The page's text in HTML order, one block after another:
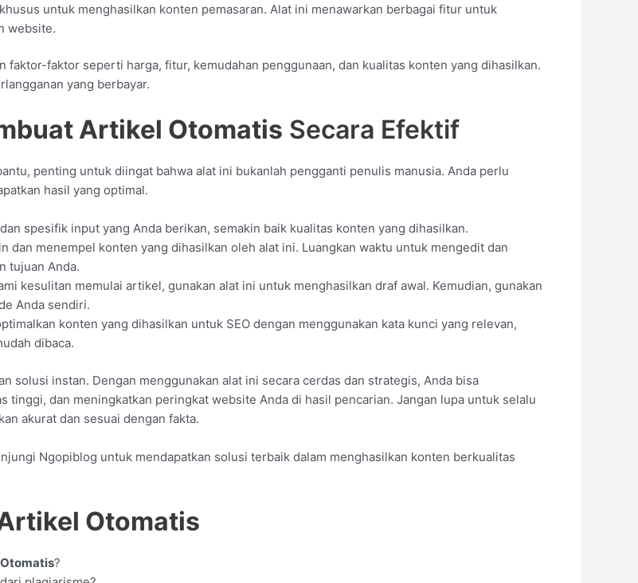
untuk menghasilkan konten pemasaran. Alat ini menawarkan berbagai fitur untuk
website.
faktor-faktor seperti harga, fitur, kemudahan penggunaan, dan kualitas konten yang dihasilkan.
yang berbayar.
Artikel Otomatis Secara Efektif
penting untuk diingat bahwa alat ini bukanlah pengganti penulis manusia. Anda perlu
hasil yang optimal.
spesifik input yang Anda berikan, semakin baik kualitas konten yang dihasilkan.
dan menempel konten yang dihasilkan oleh alat ini. Luangkan waktu untuk mengedit dan
tujuan Anda.
kesulitan memulai artikel, gunakan alat ini untuk menghasilkan draf awal. Kemudian, gunakan
Anda sendiri.
konten yang dihasilkan untuk SEO dengan menggunakan kata kunci yang relevan,
dibaca.
solusi instan. Dengan menggunakan alat ini secara cerdas dan strategis, Anda bisa
dan meningkatkan peringkat website Anda di hasil pencarian. Jangan lupa untuk selalu
akurat dan sesuai dengan fakta.
Ngopiblog untuk mendapatkan solusi terbaik dalam menghasilkan konten berkualitas
Otomatis
?